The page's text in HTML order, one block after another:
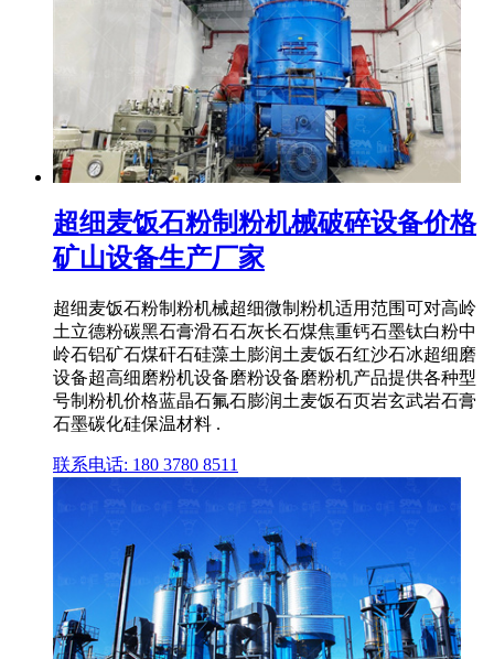
超细麦饭石粉制粉机械破碎设备价格
矿山设备生产厂家
超细麦饭石粉制粉机械超细微制粉机适用范围可对高岭
土立德粉碳黑石膏滑石石灰长石煤焦重钙石墨钛白粉中
岭石铝矿石煤矸石硅藻土膨润土麦饭石红沙石冰超细磨
设备超高细磨粉机设备磨粉设备磨粉机产品提供各种型
号制粉机价格蓝晶石氟石膨润土麦饭石页岩玄武岩石膏
石墨碳化硅保温材料 .
联系电话: 180 3780 8511